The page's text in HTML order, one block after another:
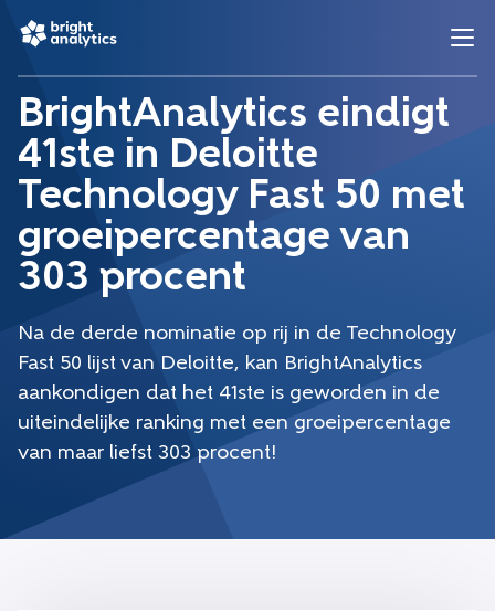
BrightAnalytics eindigt
41ste in Deloitte
Technology Fast 50 met
groeipercentage van
303 procent
Na de derde nominatie op rij in de Technology
Fast 50 lijst van Deloitte, kan BrightAnalytics
aankondigen dat het 41ste is geworden in de
uiteindelijke ranking met een groeipercentage
van maar liefst 303 procent!